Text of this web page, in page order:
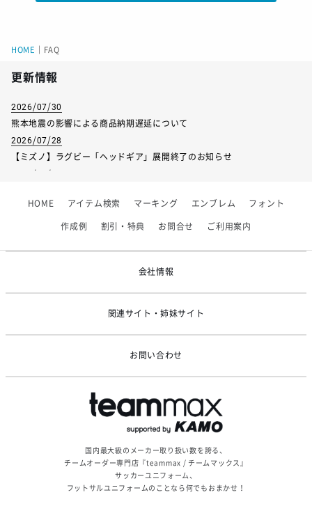
HOME FAQ
更新情報
2026/07/30
熊本地震の影響による商品納期遅延について
2026/07/28
【ミズノ】ラグビー「ヘッドギア」展開終了のお知らせ
2026/06/09
【アシックス】一部商品「生地の在庫限り」廃盤のお知らせ
HOME アイテム検索 マーキング エンブレム フォント
作成例 割引・特典 お問合せ ご利用案内
会社情報
関連サイト・姉妹サイト
お問い合わせ
国内最大級のメーカー取り扱い数を誇る、
チームオーダー専門店『teammax / チームマックス』
サッカーユニフォーム、
フットサルユニフォームのことなら何でもおまかせ！